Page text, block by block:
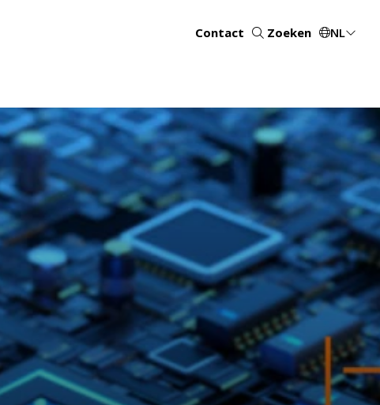
Contact Zoeken NL